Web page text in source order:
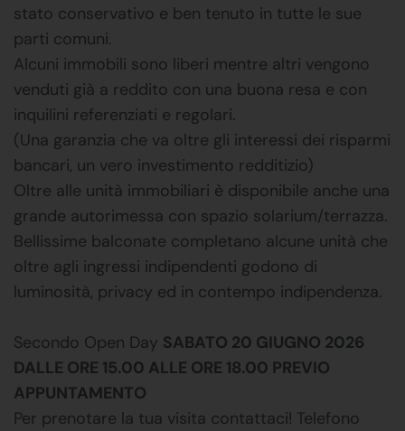
stato conservativo e ben tenuto in tutte le sue
parti comuni.
Alcuni immobili sono liberi mentre altri vengono
venduti già a reddito con una buona resa e con
inquilini referenziati e regolari.
(Una garanzia che va oltre gli interessi dei risparmi
bancari, un vero investimento redditizio)
Oltre alle unità immobiliari è disponibile anche una
grande autorimessa con spazio solarium/terrazza.
Bellissime balconate completano alcune unità che
oltre agli ingressi indipendenti godono di
luminosità, privacy ed in contempo indipendenza.
Secondo Open Day SABATO 20 GIUGNO 2026
DALLE ORE 15.00 ALLE ORE 18.00 PREVIO
APPUNTAMENTO
Per prenotare la tua visita contattaci! Telefono